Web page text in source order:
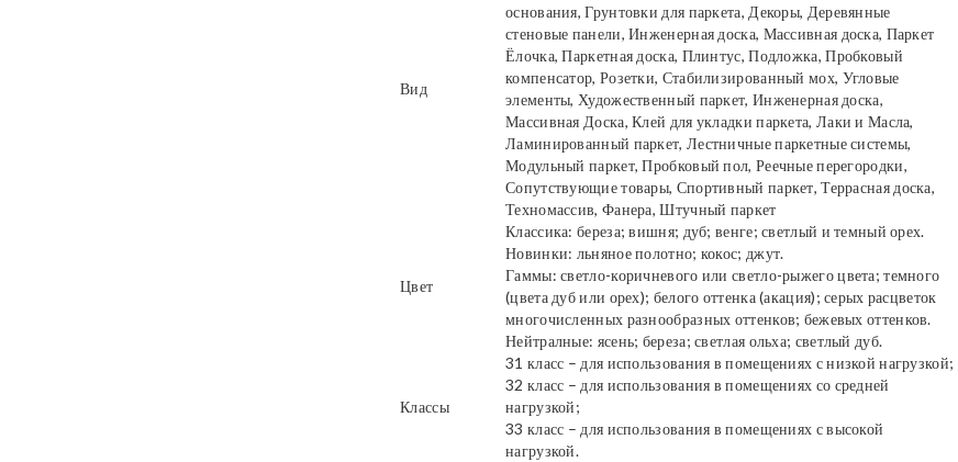
Вид
основания, Грунтовки для паркета, Декоры, Деревянные
стеновые панели, Инженерная доска, Массивная доска, Паркет
Ёлочка, Паркетная доска, Плинтус, Подложка, Пробковый
компенсатор, Розетки, Стабилизированный мох, Угловые
элементы, Художественный паркет, Инженерная доска,
Массивная Доска, Клей для укладки паркета, Лаки и Масла,
Ламинированный паркет, Лестничные паркетные системы,
Модульный паркет, Пробковый пол, Реечные перегородки,
Сопутствующие товары, Спортивный паркет, Террасная доска,
Техномассив, Фанера, Штучный паркет
Цвет
Классика: береза; вишня; дуб; венге; светлый и темный орех.
Новинки: льняное полотно; кокос; джут.
Гаммы: светло-коричневого или светло-рыжего цвета; темного
(цвета дуб или орех); белого оттенка (акация); серых расцветок
многочисленных разнообразных оттенков; бежевых оттенков.
Нейтралные: ясень; береза; светлая ольха; светлый дуб.
Классы
31 класс – для использования в помещениях с низкой нагрузкой;
32 класс – для использования в помещениях со средней
нагрузкой;
33 класс – для использования в помещениях с высокой
нагрузкой.